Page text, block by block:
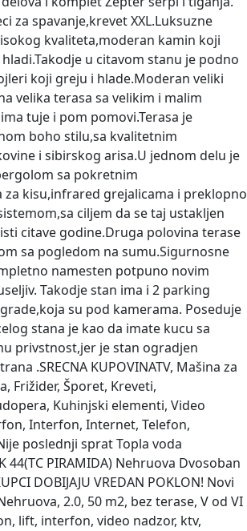
za spavanje,krevet XXL.Luksuzne
kvaliteta,moderan kamin koji
u citavom stanu je podno
koji greju i hlade.Moderan veliki
velika terasa sa velikim i malim
tuje i pom pomovi.Terasa je
boho stilu,sa kvalitetnim
i sibirskog arisa.U jednom delu je
sa pokretnim
za kisu,infrared grejalicama i preklopno
ciljem da se taj ustakljen
citave godine.Druga polovina terase
sa pogledom na sumu.Sigurnosne
namesten potpuno novim
Takodje stan ima i 2 parking
su pod kamerama. Poseduje
stana je kao da imate kucu sa
privstnost,jer je stan ogradjen
.SRECNA KUPOVINATV, Mašina za
Frižider, Šporet, Kreveti,
Kuhinjski elementi, Video
Interfon, Internet, Telefon,
poslednji sprat Topla voda
44(TC PIRAMIDA) Nehruova Dvosoban
DOBIJAJU VREDAN POKLON! Novi
2.0, 50 m2, bez terase, V od VI
lift, interfon, video nadzor, ktv,